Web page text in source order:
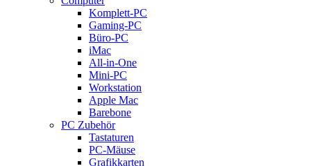
Komplett-PC
Gaming-PC
Büro-PC
iMac
All-in-One
Mini-PC
Workstation
Apple Mac
Barebone
PC Zubehör
Tastaturen
PC-Mäuse
Grafikkarten